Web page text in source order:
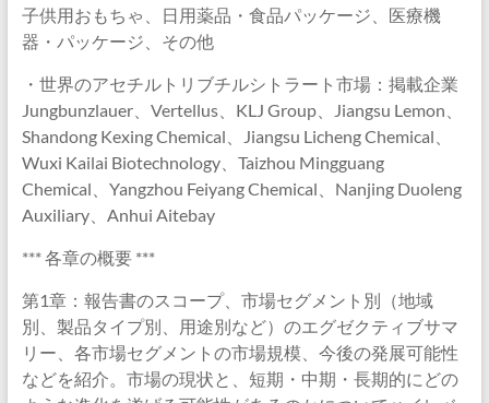
子供用おもちゃ、日用薬品・食品パッケージ、医療機
器・パッケージ、その他
・世界のアセチルトリブチルシトラート市場：掲載企業
Jungbunzlauer、Vertellus、KLJ Group、Jiangsu Lemon、
Shandong Kexing Chemical、Jiangsu Licheng Chemical、
Wuxi Kailai Biotechnology、Taizhou Mingguang
Chemical、Yangzhou Feiyang Chemical、Nanjing Duoleng
Auxiliary、Anhui Aitebay
*** 各章の概要 ***
第1章：報告書のスコープ、市場セグメント別（地域
別、製品タイプ別、用途別など）のエグゼクティブサマ
リー、各市場セグメントの市場規模、今後の発展可能性
などを紹介。市場の現状と、短期・中期・長期的にどの